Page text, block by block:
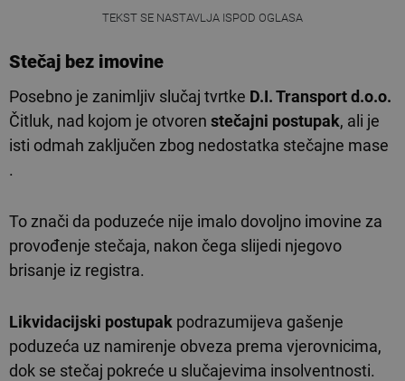
TEKST SE NASTAVLJA ISPOD OGLASA
Stečaj bez imovine
Posebno je zanimljiv slučaj tvrtke D.I. Transport d.o.o.
Čitluk, nad kojom je otvoren stečajni postupak, ali je
isti odmah zaključen zbog nedostatka stečajne mase
.
To znači da poduzeće nije imalo dovoljno imovine za
provođenje stečaja, nakon čega slijedi njegovo
brisanje iz registra.
Likvidacijski postupak podrazumijeva gašenje
poduzeća uz namirenje obveza prema vjerovnicima,
dok se stečaj pokreće u slučajevima insolventnosti.